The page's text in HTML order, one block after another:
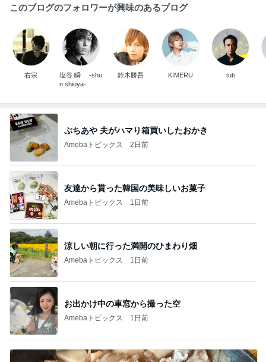
このブログのフォロワーが興味のあるブログ
右宗
塩谷 瞬 -shu
n shioya-
鈴木勝吾 KIMERU tuti
ぷちあや 夫がハマり箱買いしたおかき
Amebaトピックス 2日前
友達から貰った韓国の美味しいお菓子
Amebaトピックス 1日前
涼しい朝に行った満開のひまわり畑
Amebaトピックス 1日前
お出かけ中の車窓から撮った空
Amebaトピックス 1日前